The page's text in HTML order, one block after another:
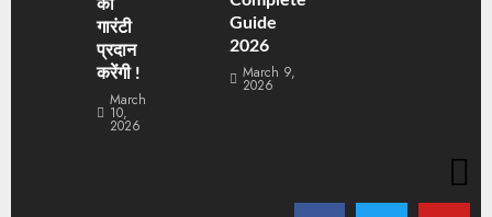
की
गारंटी
प्रदान
करेंगी !
March
10,
2026
Guide
2026
March 9,
2026